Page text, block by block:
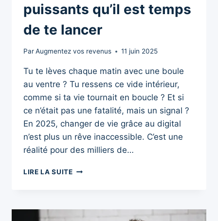
puissants qu’il est temps
de te lancer
ParAugmentez vos revenus 11 juin 2025
Tu te lèves chaque matin avec une boule
au ventre ? Tu ressens ce vide intérieur,
comme si ta vie tournait en boucle ? Et si
ce n’était pas une fatalité, mais un signal ?
En 2025, changer de vie grâce au digital
n’est plus un rêve inaccessible. C’est une
réalité pour des milliers de…
LIRE LA SUITECHANGER
AU